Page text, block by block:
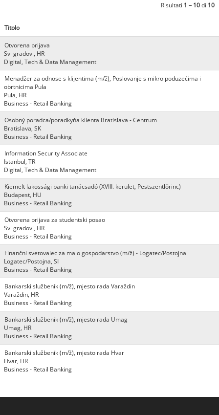
Risultati 1 – 10di 10
Titolo
Otvorena prijava
Svi gradovi, HR
Digital, Tech & Data Management
Menadžer za odnose s klijentima (m/ž), Poslovanje s mikro poduzećima i
obrtnicima Pula
Pula, HR
Business - Retail Banking
Osobný poradca/poradkyňa klienta Bratislava - Centrum
Bratislava, SK
Business - Retail Banking
Information Security Associate
Istanbul, TR
Digital, Tech & Data Management
Kiemelt lakossági banki tanácsadó (XVIII. kerület, Pestszentlőrinc)
Budapest, HU
Business - Retail Banking
Otvorena prijava za studentski posao
Svi gradovi, HR
Business - Retail Banking
Finančni svetovalec za malo gospodarstvo (m/ž) - Logatec/Postojna
Logatec/Postojna, SI
Business - Retail Banking
Bankarski službenik (m/ž), mjesto rada Varaždin
Varaždin, HR
Business - Retail Banking
Bankarski službenik (m/ž), mjesto rada Umag
Umag, HR
Business - Retail Banking
Bankarski službenik (m/ž), mjesto rada Hvar
Hvar, HR
Business - Retail Banking